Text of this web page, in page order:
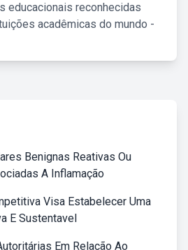
educacionais reconhecidas
acadêmicas do mundo -
Benignas Reativas Ou
A Inflamação
Visa Estabelecer Uma
E Sustentavel
Em Relação Ao